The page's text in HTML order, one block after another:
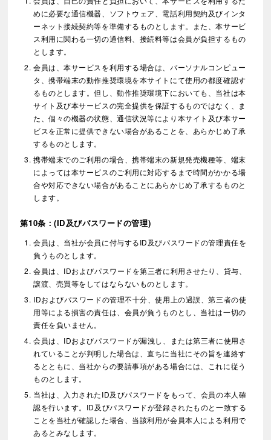
めに必要な通信機器、ソフトウェア、電話利用契約及びインタ
ーネット接続契約等を準備するものとします。また、本サービ
ス利用に関わる一切の通信料、接続料等は会員が負担するもの
とします。
会員は、本サービスを利用する場合は、パーソナルコンピュー
タ、携帯端末の動作推奨環境を本サイトにて使用の都度確認す
るものとします。但し、動作推奨環境下においても、当社は本
サイト及び本サービスの完全提供を保証するものではなく、ま
た、個々の機器の状態、通信状況等により本サイト及び本サー
ビスを正常に提供できない場合があることを、あらかじめ了承
するものとします。
携帯端末でのご利用の場合、携帯端末の新規発売機種等、端末
によっては本サービスのご利用に対応するまで時間がかかる場
合や対応できない場合があることにあらかじめ了承するものと
します。
第10条：(ID及びパスワードの管理)
会員は、当社が会員に付与するID及びパスワードの管理責任を
負うものとします。
会員は、IDおよびパスワードを第三者に利用させたり、貸与、
譲渡、売買等をしてはならないものとします。
IDおよびパスワードの管理不十分、使用上の過誤、第三者の使
用等による損害の責任は、会員が負うものとし、当社は一切の
責任を負いません。
会員は、IDおよびパスワードが漏洩し、または第三者に使用さ
れていることが判明した場合は、直ちに当社にその旨を連絡す
るとともに、当社からの要請事項がある場合には、これに従う
ものとします。
当社は、入力されたID及びパスワードをもって、会員の本人確
認を行います。ID及びパスワードが登録されたものと一致する
ことを当社が確認した場合、当該利用が会員本人による利用で
あるとみなします。